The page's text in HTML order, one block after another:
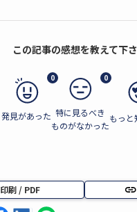
この記事の感想を教えて下さ
0
発見があった
0
特に見るべき
ものがなかった
もっと
印刷 / PDF